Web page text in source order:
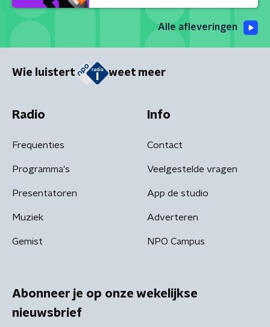
Alle afleveringen
Wie luistert weet meer
Radio
Frequenties
Programma's
Presentatoren
Muziek
Gemist
Info
Contact
Veelgestelde vragen
App de studio
Adverteren
NPO Campus
Abonneer je op onze wekelijkse
nieuwsbrief